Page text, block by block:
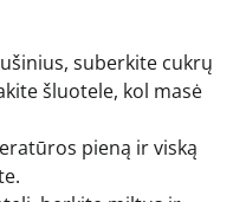
suberkite cukrų
šluotele, kol masė
pieną ir viską